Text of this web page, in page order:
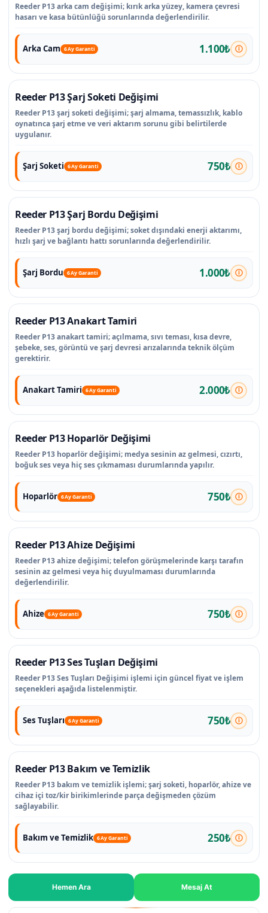
Reeder P13 arka cam değişimi; kırık arka yüzey, kamera çevresi
hasarı ve kasa bütünlüğü sorunlarında değerlendirilir.
Arka Cam 6 Ay Garanti 1.100₺
Reeder P13 Şarj Soketi Değişimi
Reeder P13 şarj soketi değişimi; şarj almama, temassızlık, kablo
oynatınca şarj etme ve veri aktarım sorunu gibi belirtilerde
uygulanır.
Şarj Soketi 6 Ay Garanti 750₺
Reeder P13 Şarj Bordu Değişimi
Reeder P13 şarj bordu değişimi; soket dışındaki enerji aktarımı,
hızlı şarj ve bağlantı hattı sorunlarında değerlendirilir.
Şarj Bordu 6 Ay Garanti 1.000₺
Reeder P13 Anakart Tamiri
Reeder P13 anakart tamiri; açılmama, sıvı teması, kısa devre,
şebeke, ses, görüntü ve şarj devresi arızalarında teknik ölçüm
gerektirir.
Anakart Tamiri 6 Ay Garanti 2.000₺
Reeder P13 Hoparlör Değişimi
Reeder P13 hoparlör değişimi; medya sesinin az gelmesi, cızırtı,
boğuk ses veya hiç ses çıkmaması durumlarında yapılır.
Hoparlör 6 Ay Garanti 750₺
Reeder P13 Ahize Değişimi
Reeder P13 ahize değişimi; telefon görüşmelerinde karşı tarafın
sesinin az gelmesi veya hiç duyulmaması durumlarında
değerlendirilir.
Ahize 6 Ay Garanti 750₺
Reeder P13 Ses Tuşları Değişimi
Reeder P13 Ses Tuşları Değişimi işlemi için güncel fiyat ve işlem
seçenekleri aşağıda listelenmiştir.
Ses Tuşları 6 Ay Garanti 750₺
Reeder P13 Bakım ve Temizlik
Reeder P13 bakım ve temizlik işlemi; şarj soketi, hoparlör, ahize ve
cihaz içi toz/kir birikimlerinde parça değişmeden çözüm
sağlayabilir.
Bakım ve Temizlik 6 Ay Garanti 250₺
Hemen Ara Mesaj At